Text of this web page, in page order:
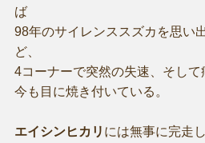
ば
98年のサイレンススズカを思い
ど、
4コーナーで突然の失速、そして
今も目に焼き付いている。
エイシンヒカリ には無事に完走